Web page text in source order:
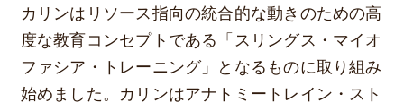
カリンはリソース指向の統合的な動きのための高
度な教育コンセプトである「スリングス・マイオ
ファシア・トレーニング」となるものに取り組み
始めました。カリンはアナトミートレイン・スト